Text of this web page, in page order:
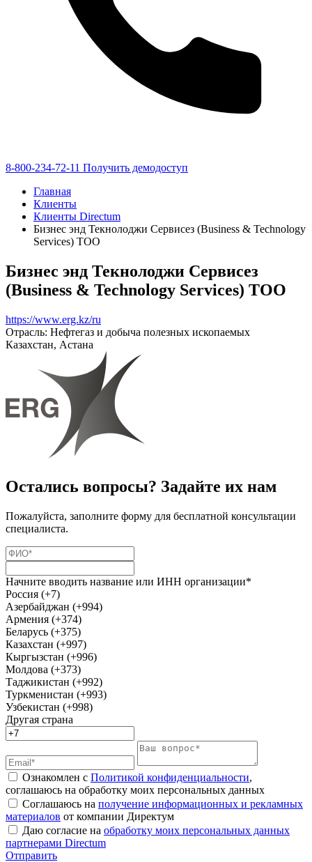
8-800-234-72-11 Получить демодоступ
Главная
Клиенты
Клиенты Directum
Бизнес энд Текнолоджи Сервисез (Business & Technology
Services) ТОО
Бизнес энд Текнолоджи Сервисез
(Business & Technology Services) ТОО
https://www.erg.kz/ru
Отрасль: Нефтегаз и добыча полезных ископаемых
Казахстан, Астана
Остались вопросы? Задайте их нам
Пожалуйста, заполните форму для бесплатной консультации
специалиста.
Начните вводить название или ИНН организации*
Россия (+7)
Азербайджан (+994)
Армения (+374)
Беларусь (+375)
Казахстан (+997)
Кыргызстан (+996)
Молдова (+373)
Таджикистан (+992)
Туркменистан (+993)
Узбекистан (+998)
Другая страна
Ознакомлен с Политикой конфиденциальности,
соглашаюсь на обработку моих персональных данных
Соглашаюсь на получение информационных и рекламных
материалов от компании Директум
Даю согласие на обработку моих персональных данных
партнерами Directum
Отправить